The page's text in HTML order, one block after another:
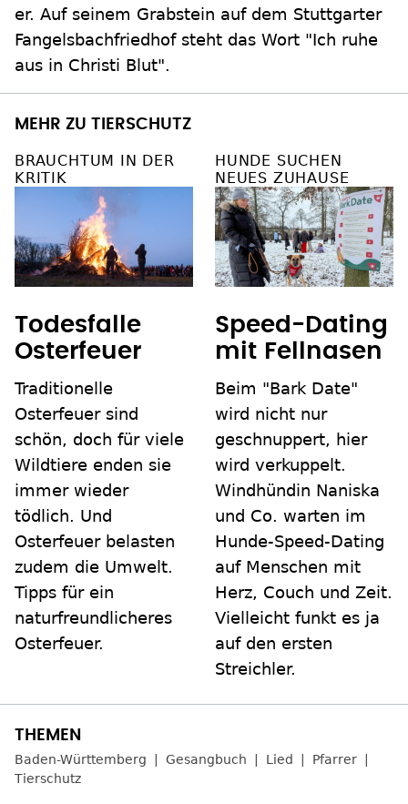
er. Auf seinem Grabstein auf dem Stuttgarter
Fangelsbachfriedhof steht das Wort "Ich ruhe
aus in Christi Blut".
MEHR ZU TIERSCHUTZ
BRAUCHTUM IN DER
KRITIK
Todesfalle
Osterfeuer
Traditionelle
Osterfeuer sind
schön, doch für viele
Wildtiere enden sie
immer wieder
tödlich. Und
Osterfeuer belasten
zudem die Umwelt.
Tipps für ein
naturfreundlicheres
Osterfeuer.
HUNDE SUCHEN
NEUES ZUHAUSE
Speed-Dating
mit Fellnasen
Beim "Bark Date"
wird nicht nur
geschnuppert, hier
wird verkuppelt.
Windhündin Naniska
und Co. warten im
Hunde‑Speed‑Dating
auf Menschen mit
Herz, Couch und Zeit.
Vielleicht funkt es ja
auf den ersten
Streichler.
Baden-Württemberg Gesangbuch Lied
Pfarrer
Tierschutz